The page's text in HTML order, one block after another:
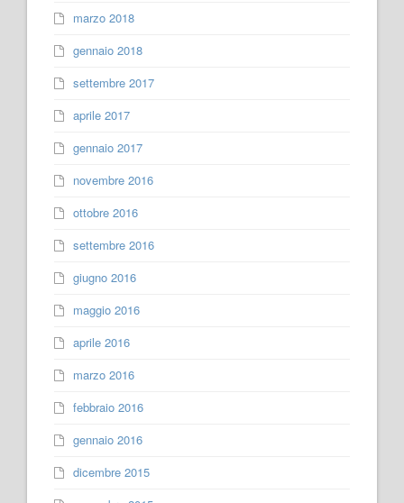
marzo 2018
gennaio 2018
settembre 2017
aprile 2017
gennaio 2017
novembre 2016
ottobre 2016
settembre 2016
giugno 2016
maggio 2016
aprile 2016
marzo 2016
febbraio 2016
gennaio 2016
dicembre 2015